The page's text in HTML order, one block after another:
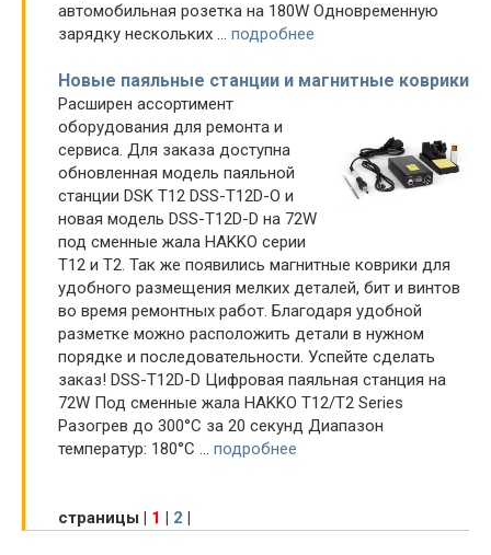
автомобильная розетка на 180W Одновременную
зарядку нескольких ... подробнее
Новые паяльные станции и магнитные коврики
Расширен ассортимент
оборудования для ремонта и
сервиса. Для заказа доступна
обновленная модель паяльной
станции DSK T12 DSS-T12D-O и
новая модель DSS-T12D-D на 72W
под сменные жала HAKKO серии
T12 и T2. Так же появились магнитные коврики для
удобного размещения мелких деталей, бит и винтов
во время ремонтных работ. Благодаря удобной
разметке можно расположить детали в нужном
порядке и последовательности. Успейте сделать
заказ! DSS-T12D-D Цифровая паяльная станция на
72W Под сменные жала HAKKO T12/T2 Series
Разогрев до 300°С за 20 секунд Диапазон
температур: 180°C ... подробнее
страницы 1 2